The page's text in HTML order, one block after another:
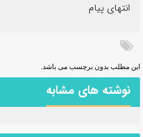
انتهای پیام
این مطلب بدون برچسب می باشد.
نوشته های مشابه